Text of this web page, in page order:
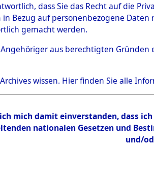
0003
Person
Bestand
dass Sie das Recht auf die
Bezug auf personenbezogene
gemacht werden.
Angehöriger aus berechtigten
wissen. Hierfinden Sie alle
mich damit einverstanden, dass
nationalen Gesetzen und
und/